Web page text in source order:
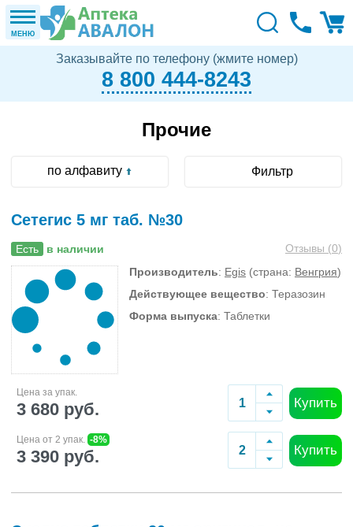
МЕНЮ
Заказывайте по телефону (жмите номер)
8 800 444-8243
Прочие
по алфавиту Фильтр
Сетегис 5 мг таб. №30
Есть в наличии Отзывы (0)
Производитель: Egis (страна: Венгрия)
Действующее вещество: Теразозин
Форма выпуска: Таблетки
Цена за упак.
3 680 руб. Купить
Цена от 2 упак. -8%
3 390 руб. Купить